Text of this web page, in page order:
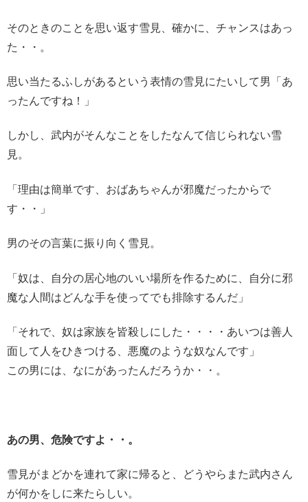
そのときのことを思い返す雪見、確かに、チャンスはあっ
た・・。
思い当たるふしがあるという表情の雪見にたいして男「あ
ったんですね！」
しかし、武内がそんなことをしたなんて信じられない雪
見。
「理由は簡単です、おばあちゃんが邪魔だったからで
す・・」
男のその言葉に振り向く雪見。
「奴は、自分の居心地のいい場所を作るために、自分に邪
魔な人間はどんな手を使ってでも排除するんだ」
「それで、奴は家族を皆殺しにした・・・・あいつは善人
面して人をひきつける、悪魔のような奴なんです」
この男には、なにがあったんだろうか・・。
あの男、危険ですよ・・。
雪見がまどかを連れて家に帰ると、どうやらまた武内さん
が何かをしに来たらしい。